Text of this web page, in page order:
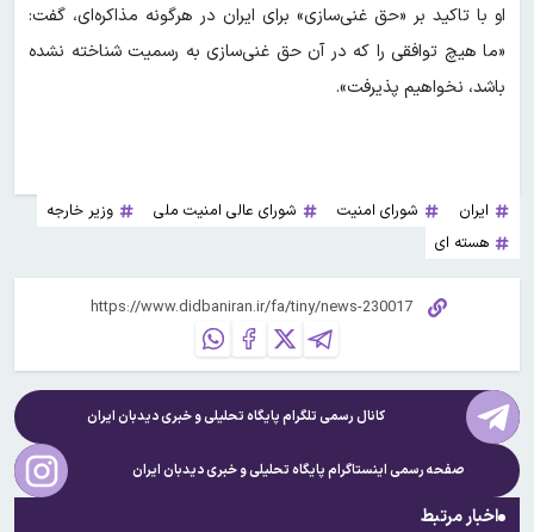
او با تاکید بر «حق غنی‌سازی» برای ایران در هرگونه مذاکره‌ای، گفت:
«ما هیچ توافقی را که در آن حق غنی‌سازی به رسمیت شناخته نشده
باشد، نخواهیم پذیرفت».
ایران شورای امنیت شورای عالی امنیت ملی
وزیر خارجه
هسته ای
کانال رسمی تلگرام پایگاه تحلیلی و خبریدیدبان ایران
صفحه رسمی اینستاگرام پایگاه تحلیلی و خبریدیدبان ایران
اخبار مرتبط